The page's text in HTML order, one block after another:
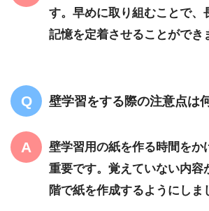
す。早めに取り組むことで、
記憶を定着させることができ
壁学習をする際の注意点は
壁学習用の紙を作る時間をか
重要です。覚えていない内容
階で紙を作成するようにしま